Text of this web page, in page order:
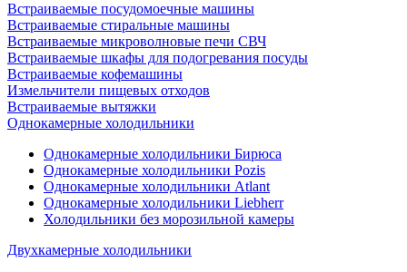
Встраиваемые посудомоечные машины
Встраиваемые стиральные машины
Встраиваемые микроволновые печи СВЧ
Встраиваемые шкафы для подогревания посуды
Встраиваемые кофемашины
Измельчители пищевых отходов
Встраиваемые вытяжки
Однокамерные холодильники
Однокамерные холодильники Бирюса
Однокамерные холодильники Pozis
Однокамерные холодильники Atlant
Однокамерные холодильники Liebherr
Холодильники без морозильной камеры
Двухкамерные холодильники